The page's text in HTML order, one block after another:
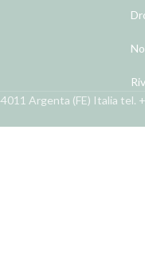
Argenta (FE) Italia